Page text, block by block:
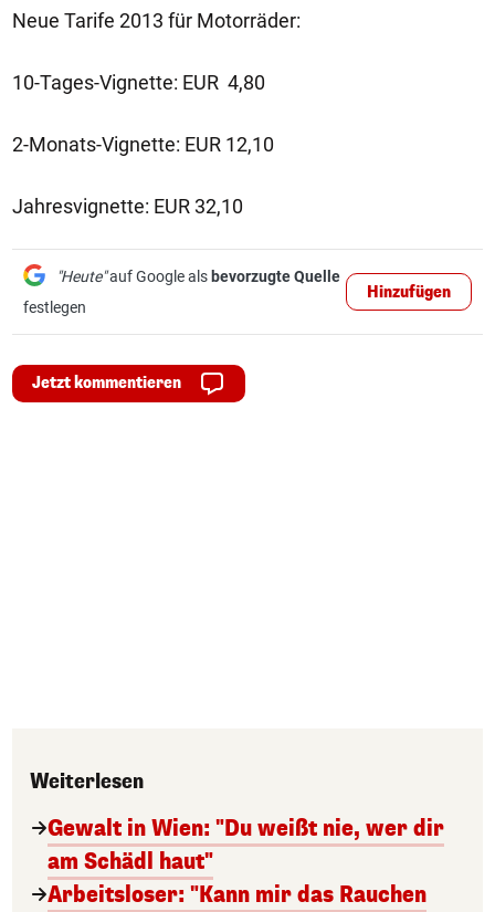
Neue Tarife 2013 für Motorräder:
10-Tages-Vignette: EUR 4,80
2-Monats-Vignette: EUR 12,10
Jahresvignette: EUR 32,10
"Heute"auf Google als bevorzugte Quelle
festlegen
Hinzufügen
Jetzt kommentieren
Weiterlesen
Gewalt in Wien: "Du weißt nie, wer dir
am Schädl haut"
Arbeitsloser: "Kann mir das Rauchen